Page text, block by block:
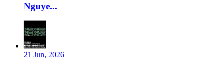
Nguye...
21 Jun, 2026